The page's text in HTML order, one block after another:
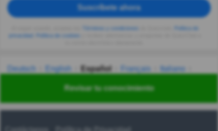
Revisar tu conocimiento
Suscríbete ahora
privacidad
Deutsch English Español Français
Italiano
Українська हिन्दी 한국어 汉语